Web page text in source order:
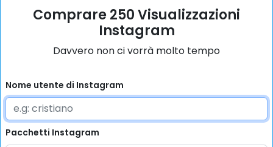
Comprare 250 Visualizzazioni
Instagram
Davvero non ci vorrà molto tempo
Nome utente di Instagram
Pacchetti Instagram